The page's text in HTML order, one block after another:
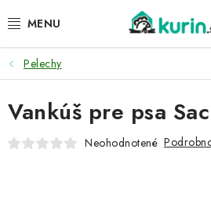
na
PRE HYDINU
PRE PSY
PRE ZAJACE
Pelechy
Vankúš pre psa
Neohodnotené